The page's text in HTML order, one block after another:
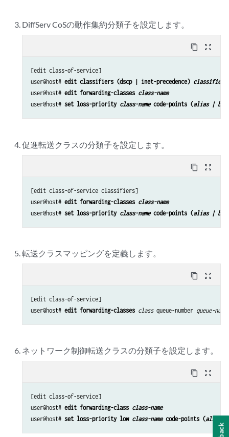
DiffServ CoSの動作集約分類子を設定します。
content_copy zoom_out_map
[edit class-of-service]
user@host# edit classifiers (dscp | inet-precedence) classifier-
user@host# edit forwarding-classes class-name
user@host# set loss-priority class-name code-points (alias |
促進転送クラスの分類子を設定します。
content_copy zoom_out_map
[edit class-of-service classifiers]
user@host# edit forwarding-classes class-name
user@host# set loss-priority class-name code-points (alias |
転送クラスマッピングを定義します。
content_copy zoom_out_map
[edit class-of-service]
user@host# edit forwarding-classes class queue-number queue-
ネットワーク制御転送クラスの分類子を設定します。
content_copy zoom_out_map
[edit class-of-service]
user@host# edit forwarding-class class-name
user@host# set loss-priority low class-name code-points (alias |